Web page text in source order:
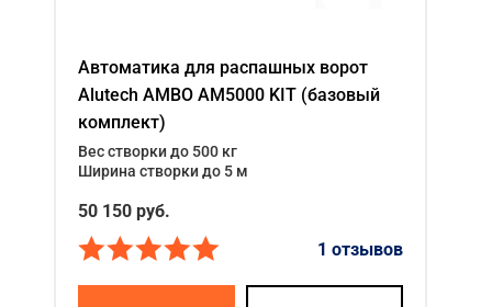
Автоматика для распашных ворот
Alutech AMBO AM5000 KIT (базовый
комплект)
Вес створки до 500 кг
Ширина створки до 5 м
50 150 руб.
1 отзывов